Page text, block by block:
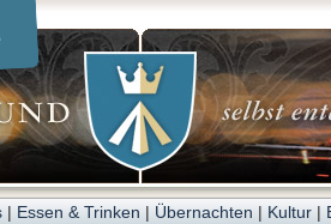
| Essen & Trinken | Übernachten | Kultur |